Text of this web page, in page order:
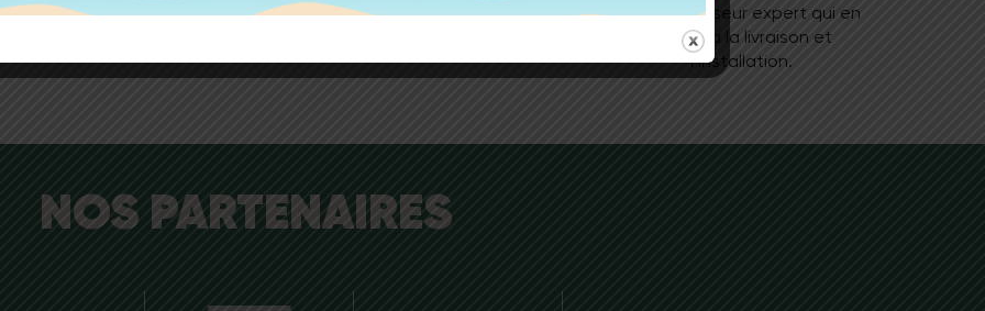
pose et d’entretien.
avec un poseur expert qui en
assurera la livraison et
l’installation.
NOS PARTENAIRES